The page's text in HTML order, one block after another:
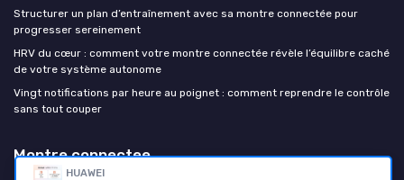
HUAWEI
Structurer un plan d’entraînement avec sa montre connectée pour
progresser sereinement
HRV du cœur : comment votre montre connectée révèle l’équilibre caché
de votre système autonome
Vingt notifications par heure au poignet : comment reprendre le contrôle
sans tout couper
Montre connectee